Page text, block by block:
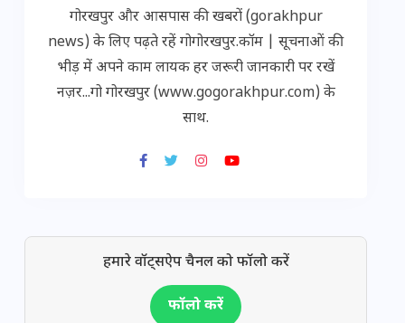
गोरखपुर और आसपास की खबरों (gorakhpur
news) के लिए पढ़ते रहें गोगोरखपुर.कॉम | सूचनाओं की
भीड़ में अपने काम लायक हर जरूरी जानकारी पर रखें
नज़र...गो गोरखपुर (www.gogorakhpur.com) के
साथ.
हमारे वॉट्सऐप चैनल को फॉलो करें
फॉलो करें